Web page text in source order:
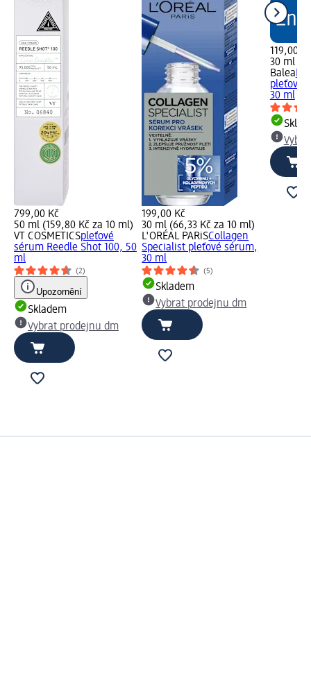
799,00 Kč
50 ml (159,80 Kč za 10 ml)
VT COSMETICSpleťové
sérum Reedle Shot 100, 50
ml
(2)
Upozornění
Skladem
Vybrat prodejnu dm
199,00 Kč
30 ml (66,33 Kč za 10 ml)
L'ORÉAL PARiSCollagen
Specialist pleťové sérum,
30 ml
(5)
Skladem
Vybrat prodejnu dm
119,00
30 ml
Balea
pleťové
30 ml